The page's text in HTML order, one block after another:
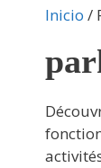
Inicio /